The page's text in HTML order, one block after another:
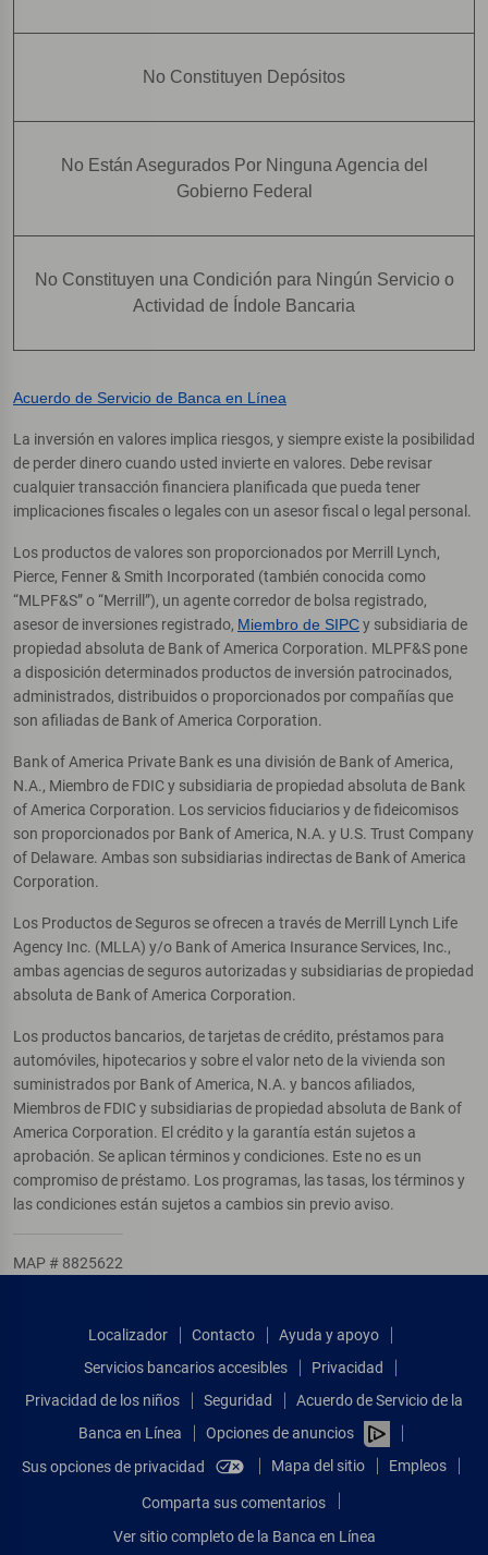
No Constituyen Depósitos
No Están Asegurados Por Ninguna Agencia del
Gobierno Federal
No Constituyen una Condición para Ningún Servicio o
Actividad de Índole Bancaria
Acuerdo de Servicio de Banca en Línea
La inversión en valores implica riesgos, y siempre existe la posibilidad
de perder dinero cuando usted invierte en valores. Debe revisar
cualquier transacción financiera planificada que pueda tener
implicaciones fiscales o legales con un asesor fiscal o legal personal.
Los productos de valores son proporcionados por Merrill Lynch,
Pierce, Fenner & Smith Incorporated (también conocida como
“MLPF&S” o “Merrill”), un agente corredor de bolsa registrado,
asesor de inversiones registrado, Miembro de SIPCy subsidiaria de
propiedad absoluta de Bank of America Corporation. MLPF&S pone
a disposición determinados productos de inversión patrocinados,
administrados, distribuidos o proporcionados por compañías que
son afiliadas de Bank of America Corporation.
Bank of America Private Bank es una división de Bank of America,
N.A., Miembro de FDIC y subsidiaria de propiedad absoluta de Bank
of America Corporation. Los servicios fiduciarios y de fideicomisos
son proporcionados por Bank of America, N.A. y U.S. Trust Company
of Delaware. Ambas son subsidiarias indirectas de Bank of America
Corporation.
Los Productos de Seguros se ofrecen a través de Merrill Lynch Life
Agency Inc. (MLLA) y/o Bank of America Insurance Services, Inc.,
ambas agencias de seguros autorizadas y subsidiarias de propiedad
absoluta de Bank of America Corporation.
Los productos bancarios, de tarjetas de crédito, préstamos para
automóviles, hipotecarios y sobre el valor neto de la vivienda son
suministrados por Bank of America, N.A. y bancos afiliados,
Miembros de FDIC y subsidiarias de propiedad absoluta de Bank of
America Corporation. El crédito y la garantía están sujetos a
aprobación. Se aplican términos y condiciones. Este no es un
compromiso de préstamo. Los programas, las tasas, los términos y
las condiciones están sujetos a cambios sin previo aviso.
MAP # 8825622
Localizador Contacto
Ayuda y apoyo
Servicios bancarios accesibles
Privacidad
Privacidad de los niños
Seguridad
Acuerdo de Servicio de la
Banca en Línea
Opciones de anuncios
Sus opciones de privacidad
Mapa del sitio Empleos
Comparta sus comentarios
Ver sitio completo de la Banca en Línea